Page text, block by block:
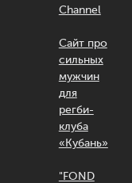
Channel
Сайт про
сильных
мужчин
для
регби-
клуба
«Кубань»
"FOND